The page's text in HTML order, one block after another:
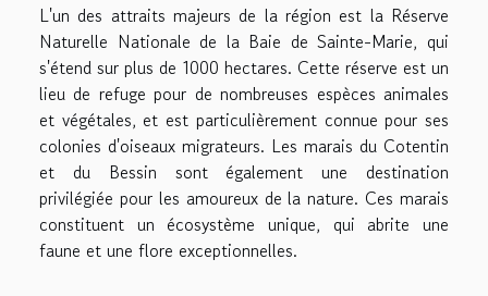
L'un des attraits majeurs de la région est la Réserve
Naturelle Nationale de la Baie de Sainte-Marie, qui
s'étend sur plus de 1000 hectares. Cette réserve est un
lieu de refuge pour de nombreuses espèces animales
et végétales, et est particulièrement connue pour ses
colonies d'oiseaux migrateurs. Les marais du Cotentin
et du Bessin sont également une destination
privilégiée pour les amoureux de la nature. Ces marais
constituent un écosystème unique, qui abrite une
faune et une flore exceptionnelles.